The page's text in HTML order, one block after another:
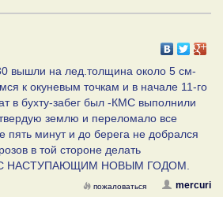
вышли на лед.толщина около 5 см-
к окуневым точкам и в начале 11-го
в бухту-забег был -КМС выполнили
землю и переломало все
минут и до берега не добрался
в той стороне делать
НАСТУПАЮЩИМ НОВЫМ ГОДОМ.
mercuri
пожаловаться